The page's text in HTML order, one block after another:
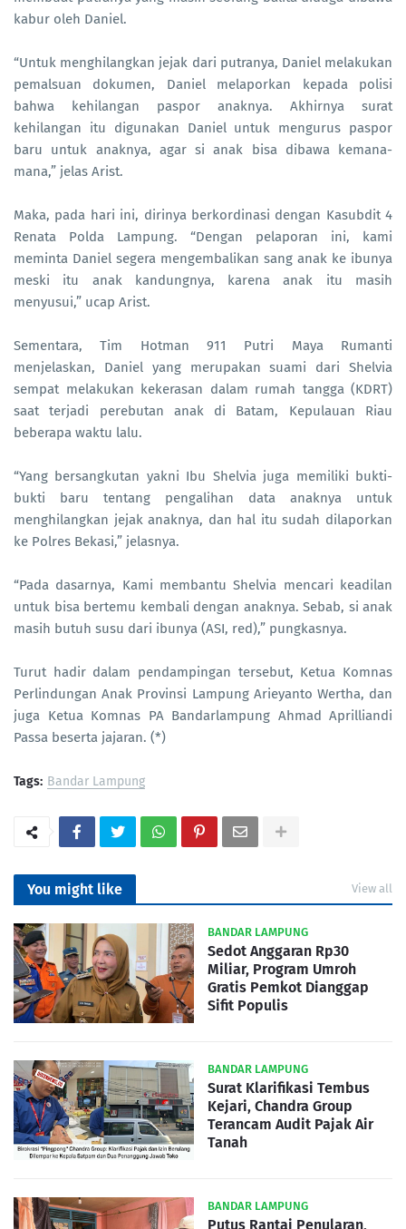
kabur oleh Daniel.
“Untuk menghilangkan jejak dari putranya, Daniel melakukan
pemalsuan dokumen, Daniel melaporkan kepada polisi
bahwa kehilangan paspor anaknya. Akhirnya surat
kehilangan itu digunakan Daniel untuk mengurus paspor
baru untuk anaknya, agar si anak bisa dibawa kemana-
mana,” jelas Arist.
Maka, pada hari ini, dirinya berkordinasi dengan Kasubdit 4
Renata Polda Lampung. “Dengan pelaporan ini, kami
meminta Daniel segera mengembalikan sang anak ke ibunya
meski itu anak kandungnya, karena anak itu masih
menyusui,” ucap Arist.
Sementara, Tim Hotman 911 Putri Maya Rumanti
menjelaskan, Daniel yang merupakan suami dari Shelvia
sempat melakukan kekerasan dalam rumah tangga (KDRT)
saat terjadi perebutan anak di Batam, Kepulauan Riau
beberapa waktu lalu.
“Yang bersangkutan yakni Ibu Shelvia juga memiliki bukti-
bukti baru tentang pengalihan data anaknya untuk
menghilangkan jejak anaknya, dan hal itu sudah dilaporkan
ke Polres Bekasi,” jelasnya.
“Pada dasarnya, Kami membantu Shelvia mencari keadilan
untuk bisa bertemu kembali dengan anaknya. Sebab, si anak
masih butuh susu dari ibunya (ASI, red),” pungkasnya.
Turut hadir dalam pendampingan tersebut, Ketua Komnas
Perlindungan Anak Provinsi Lampung Arieyanto Wertha, dan
juga Ketua Komnas PA Bandarlampung Ahmad Aprilliandi
Passa beserta jajaran. (*)
Tags: Bandar Lampung
You might like View all
BANDAR LAMPUNG
Sedot Anggaran Rp30
Miliar, Program Umroh
Gratis Pemkot Dianggap
Sifit Populis
BANDAR LAMPUNG
Surat Klarifikasi Tembus
Kejari, Chandra Group
Terancam Audit Pajak Air
Tanah
BANDAR LAMPUNG
Putus Rantai Penularan,